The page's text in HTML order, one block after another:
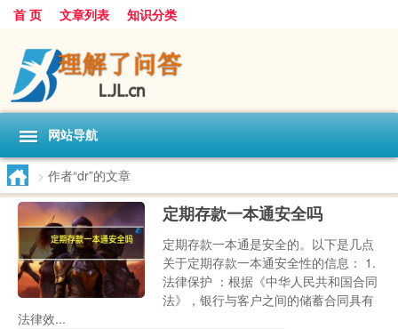
首 页 文章列表 知识分类
网站导航
> 作者“dr”的文章
定期存款一本通安全吗
定期存款一本通是安全的。以下是几点
关于定期存款一本通安全性的信息： 1.
法律保护 ：根据《中华人民共和国合同
法》，银行与客户之间的储蓄合同具有
法律效...